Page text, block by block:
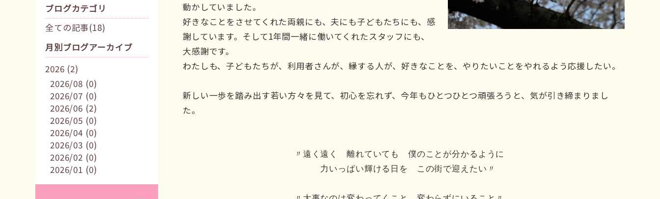
動かしていました。
好きなことをさせてくれた両親にも、夫にも子どもたちにも、感
謝しています。そして1年間一緒に働いてくれたスタッフにも、
大感謝です。
わたしも、子どもたちが、利用者さんが、縁する人が、好きなことを、やりたいことをやれるよう応援したい。
新しい一歩を踏み出す若い方々を見て、初心を忘れず、今年もひとつひとつ頑張ろうと、気が引き締まりまし
た。
〃遠く遠く 離れていても 僕のことが分かるように
力いっぱい輝ける日を この街で迎えたい〃
ブログカテゴリ
全ての記事(18)
月別ブログアーカイブ
2026 (2)
2026/08 (0)
2026/07 (0)
2026/06 (2)
2026/05 (0)
2026/04 (0)
2026/03 (0)
2026/02 (0)
2026/01 (0)